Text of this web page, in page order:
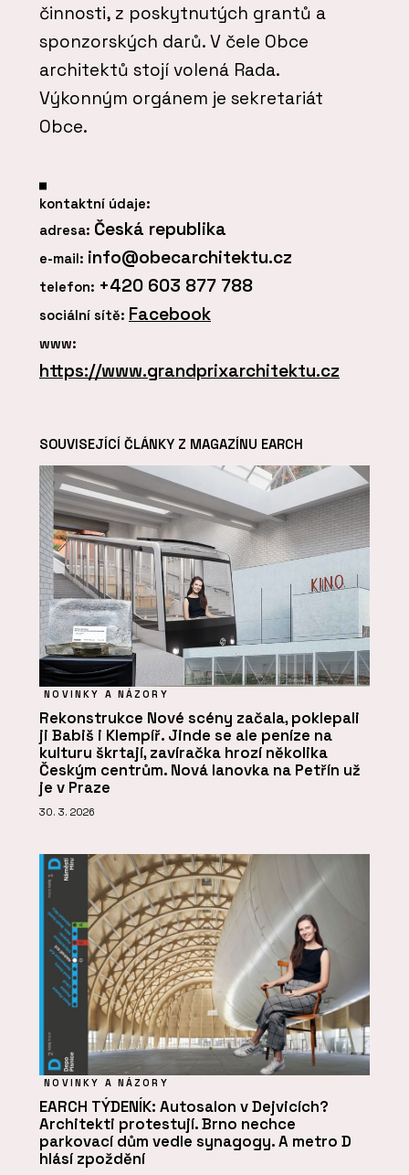
činnosti, z poskytnutých grantů a
sponzorských darů. V čele Obce
architektů stojí volená Rada.
Výkonným orgánem je sekretariát
Obce.
kontaktní údaje:
adresa: Česká republika
e-mail: info@obecarchitektu.cz
telefon: +420 603 877 788
sociální sítě: Facebook
www:
https://www.grandprixarchitektu.cz
SOUVISEJÍCÍ ČLÁNKY Z MAGAZÍNU EARCH
NOVINKY A NÁZORY
Rekonstrukce Nové scény začala, poklepali
ji Babiš i Klempíř. Jinde se ale peníze na
kulturu škrtají, zavíračka hrozí několika
Českým centrům. Nová lanovka na Petřín už
je v Praze
30. 3. 2026
NOVINKY A NÁZORY
EARCH TÝDENÍK: Autosalon v Dejvicích?
Architekti protestují. Brno nechce
parkovací dům vedle synagogy. A metro D
hlásí zpoždění